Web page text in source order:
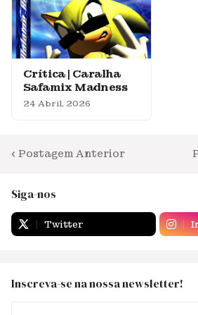
Crítica | Caralha
Safamix Madness
24 Abril, 2026
Postagem Anterior
Siga-nos
Twitter
Inscreva-se na nossa newsletter!